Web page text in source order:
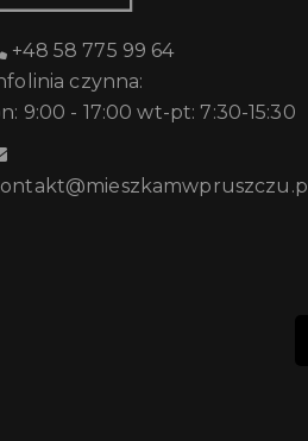
+48 58 775 99 64
czynna:
9:00 - 17:00 wt-pt: 7:30-15:30